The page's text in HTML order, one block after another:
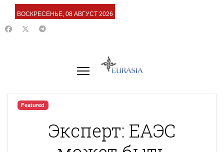
ВОСКРЕСЕНЬЕ, 08 АВГУСТ 2026
Featured
Эксперт: ЕАЭС